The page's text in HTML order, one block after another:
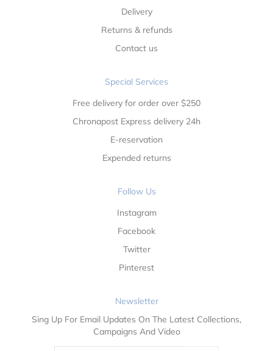
Delivery
Returns & refunds
Contact us
Special Services
Free delivery for order over $250
Chronapost Express delivery 24h
E-reservation
Expended returns
Follow Us
Instagram
Facebook
Twitter
Pinterest
Newsletter
Sing Up For Email Updates On The Latest Collections,
Campaigns And Video